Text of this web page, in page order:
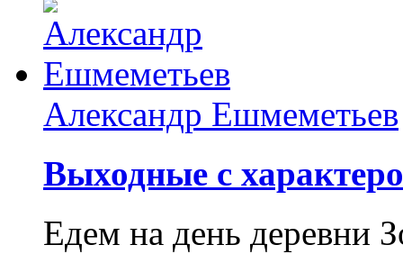
Александр Ешмеметьев
Выходные с
Едем на день деревни